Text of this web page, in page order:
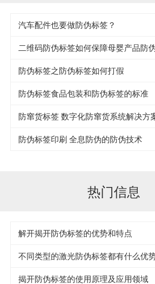
汽车配件也要做防伪标签？
二维码防伪标签如何保障母婴产品防
防伪标签之防伪标签如何打假
防伪标签食品包装和防伪标签的标准
防窜货标签 数字化防窜货系统解决方
防伪标签印刷 全息防伪的防伪技术
热门信息
解开揭开防伪标签的优势和特点
不同类型的激光防伪标签都有什么优
揭开防伪标签的使用原理及应用领域